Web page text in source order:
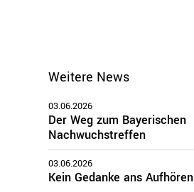
Weitere News
03.06.2026
Der Weg zum Bayerischen
Nachwuchstreffen
03.06.2026
Kein Gedanke ans Aufhören